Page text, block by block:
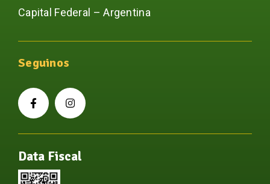
Capital Federal – Argentina
Seguinos
Data Fiscal